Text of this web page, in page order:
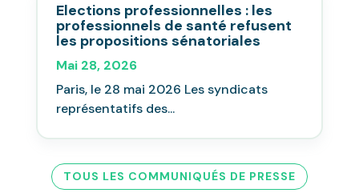
Elections professionnelles : les
professionnels de santé refusent
les propositions sénatoriales
Mai 28, 2026
Paris, le 28 mai 2026 Les syndicats
représentatifs des...
TOUS LES COMMUNIQUÉS DE PRESSE